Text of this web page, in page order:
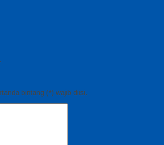
bintang (*) wajib diisi.